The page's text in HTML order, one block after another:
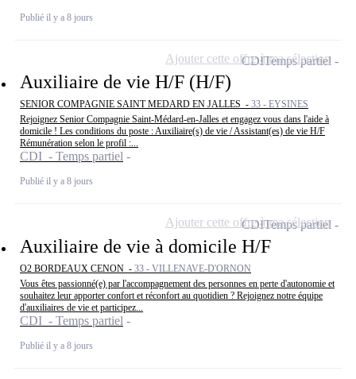
Publié il y a 8 jours
Auxiliaire de vie H/F (H/F)
SENIOR COMPAGNIE SAINT MEDARD EN JALLES - 33 - EYSINES
Rejoignez Senior Compagnie Saint-Médard-en-Jalles et engagez vous dans l'aide à
domicile ! Les conditions du poste : Auxiliaire(s) de vie / Assistant(es) de vie H/F
Rémunération selon le profil :...
CDI - Temps partiel
Publié il y a 8 jours
CDITemps partiel
Ajouter cette offre à ma sélection
Auxiliaire de vie à domicile H/F
O2 BORDEAUX CENON - 33 - VILLENAVE-D'ORNON
Vous êtes passionné(e) par l'accompagnement des personnes en perte d'autonomie et
souhaitez leur apporter confort et réconfort au quotidien ? Rejoignez notre équipe
d'auxiliaires de vie et participez...
CDI - Temps partiel
Publié il y a 8 jours
CDITemps partiel
Ajouter cette offre à ma sélection